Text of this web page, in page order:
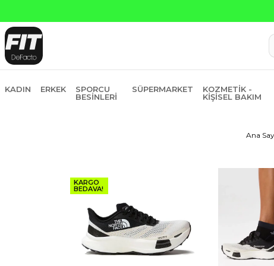
Yapı
KADIN ERKEK
SPORCU
BESINLERI
SÜPERMARKET
KOZMETIK -
KIŞISEL BAKIM
Ana
KARGO
BEDAVA!